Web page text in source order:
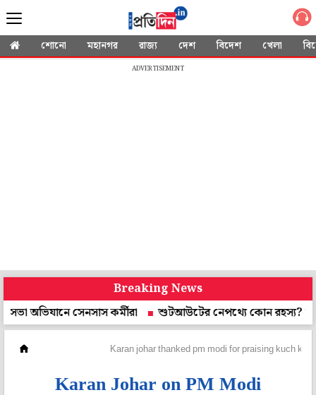
শোনো মহানগর রাজ্য দেশ বিদেশ খেলা
ADVERTISEMENT
Breaking News
সেনসাস কর্মীরা
শুটআউটের নেপথ্যে কোন রহস্য? শুভেন্দুর আপ্ত
Karan johar thanked pm modi for praising kuch
Karan Johar on PM Modi